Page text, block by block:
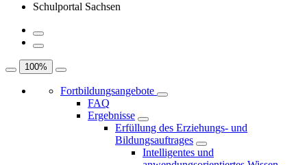
Schulportal Sachsen
100%
Fortbildungsangebote
FAQ
Ergebnisse
Erfüllung des Erziehungs- und
Bildungsauftrages
Intelligentes und